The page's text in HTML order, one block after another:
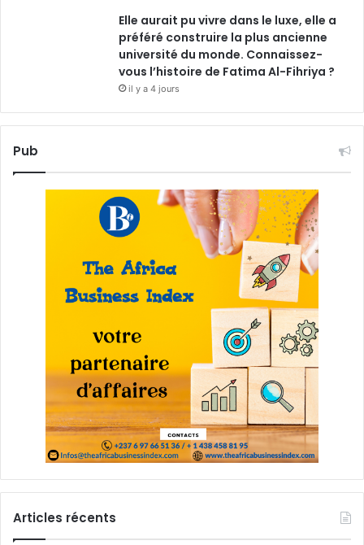
Elle aurait pu vivre dans le luxe, elle a
préféré construire la plus ancienne
université du monde. Connaissez-
vous l’histoire de Fatima Al-Fihriya ?
il y a 4 jours
Pub
Articles récents